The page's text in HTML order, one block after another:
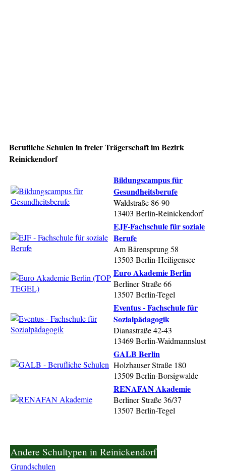
Berufliche Schulen in freier Trägerschaft im Bezirk
Reinickendorf
Bildungscampus für
Gesundheitsberufe
Waldstraße 86-90
13403 Berlin-Reinickendorf
EJF-Fachschule für soziale
Berufe
Am Bärensprung 58
13503 Berlin-Heiligensee
Euro Akademie Berlin
Berliner Straße 66
13507 Berlin-Tegel
Eventus - Fachschule für
Sozialpädagogik
Dianastraße 42-43
13469 Berlin-Waidmannslust
GALB Berlin
Holzhauser Straße 180
13509 Berlin-Borsigwalde
RENAFAN Akademie
Berliner Straße 36/37
13507 Berlin-Tegel
Andere Schultypen in Reinickendorf
Grundschulen